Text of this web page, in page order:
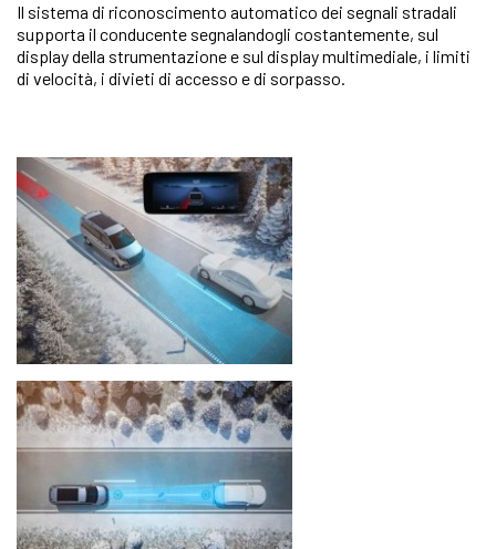
Il sistema di riconoscimento automatico dei segnali stradali
supporta il conducente segnalandogli costantemente, sul
display della strumentazione e sul display multimediale, i limiti
di velocità, i divieti di accesso e di sorpasso.